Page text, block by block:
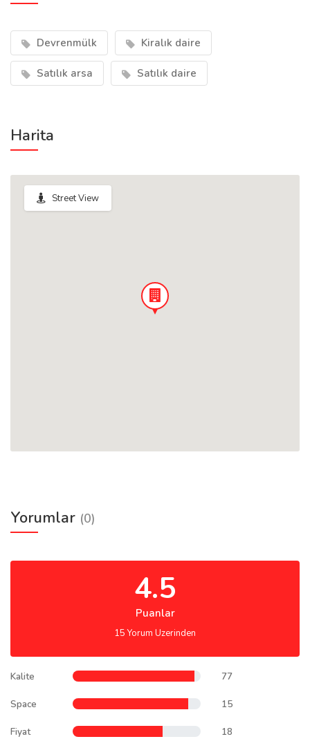
Devrenmülk Kiralık daire
Satılık arsa Satılık daire
Harita
Street View
Yorumlar (0)
4.5
Puanlar
15 Yorum Uzerinden
Kalite 77
Space 15
Fiyat 18